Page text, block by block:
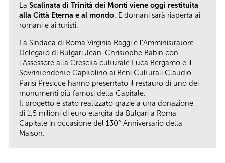
La Scalinata di Trinità dei Monti viene oggi restituita
alla Città Eterna e al mondo. E domani sarà riaperta ai
romani e ai turisti.
La Sindaca di Roma Virginia Raggi e l’Amministratore
Delegato di Bulgari Jean-Christophe Babin con
l’Assessore alla Crescita culturale Luca Bergamo e il
Sovrintendente Capitolino ai Beni Culturali Claudio
Parisi Presicce hanno presentato il restauro di uno dei
monumenti più famosi della Capitale.
Il progetto è stato realizzato grazie a una donazione
di 1,5 milioni di euro elargita da Bulgari a Roma
Capitale in occasione del 130° Anniversario della
Maison.